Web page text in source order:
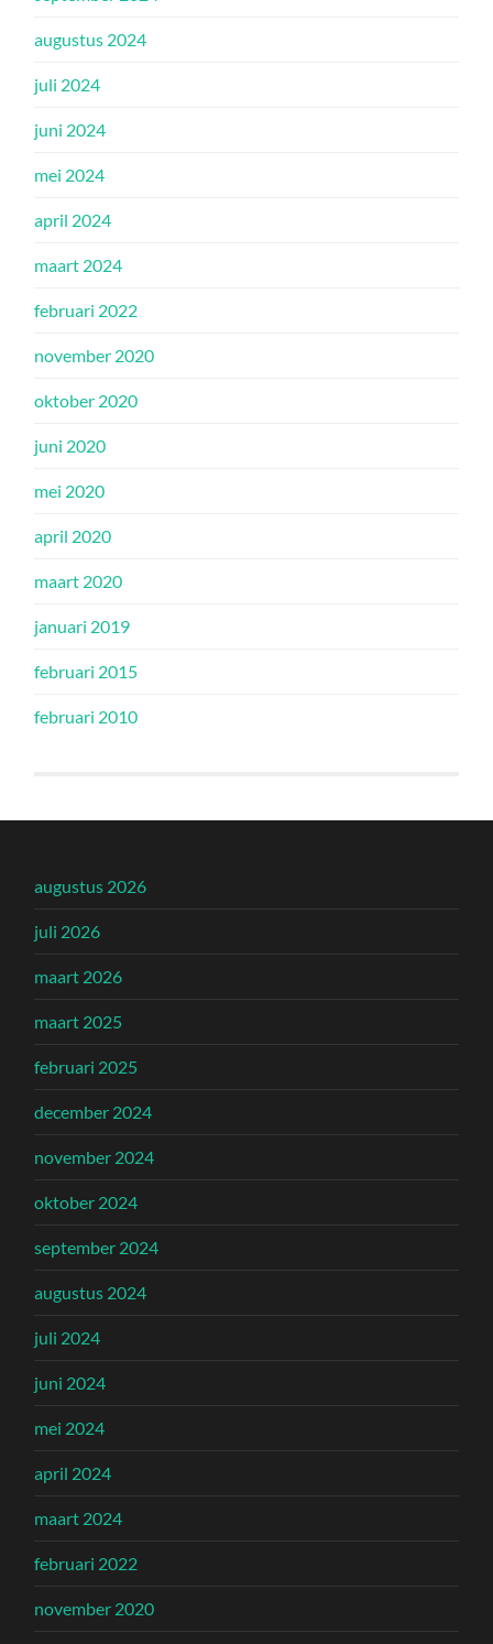
augustus 2024
juli 2024
juni 2024
mei 2024
april 2024
maart 2024
februari 2022
november 2020
oktober 2020
juni 2020
mei 2020
april 2020
maart 2020
januari 2019
februari 2015
februari 2010
augustus 2026
juli 2026
maart 2026
maart 2025
februari 2025
december 2024
november 2024
oktober 2024
september 2024
augustus 2024
juli 2024
juni 2024
mei 2024
april 2024
maart 2024
februari 2022
november 2020